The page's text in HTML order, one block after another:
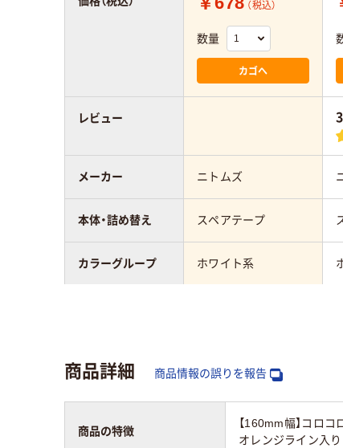
（税込）
数量
カゴへ
ニトムズ
スペアテープ
ホワイト系
レビュー
メーカー
本体・詰め替え
カラーグループ
商品詳細 商品情報の誤りを報告
商品の特徴
【160mm幅】コロ
オレンジライン入り